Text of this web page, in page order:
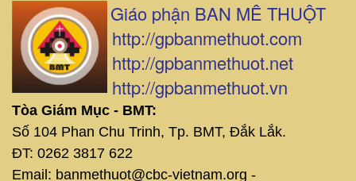
Giáo phận BAN MÊ THUỘT
http://gpbanmethuot.com
http://gpbanmethuot.net
http://gpbanmethuot.vn
Tòa Giám Mục - BMT:
Số 104 Phan Chu Trinh, Tp. BMT, Đắk Lắk.
ĐT: 0262 3817 622
Email: banmethuot@cbc-vietnam.org -